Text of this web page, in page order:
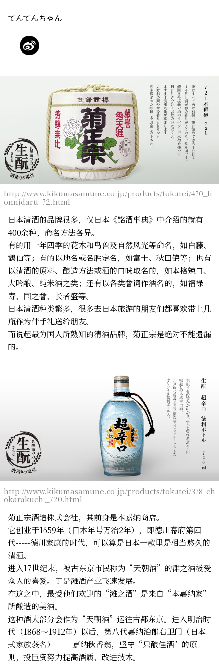
てんてんちゃん
http://www.kikumasamune.co.jp/products/tokutei/470_h
onnidaru_72.html
日本清酒的品牌很多，仅日本《铭酒事典》中介绍的就有
400余种，命名方法各异。
有的用一年四季的花木和鸟兽及自然风光等命名，如白藤、
鹤仙等；有的以地名或名胜定名，如富士、秋田锦等；也有
以清酒的原料、酿造方法或酒的口味取名的，如本格辣口、
大吟酿、纯米酒之类；还有以各类誉词作酒名的，如福禄
寿、国之誉、长者盛等。
日本清酒种类繁多，很多去日本旅游的朋友们都喜欢带上几
瓶作为伴手礼送给朋友。
而说起最为国人所熟知的清酒品牌，菊正宗是绝对不能遗漏
的。
http://www.kikumasamune.co.jp/products/tokutei/378_ch
okarakuchi_720.html
菊正宗酒造株式会社，其前身是本嘉纳商店。
它创业于1659年（日本年号万治2年），即德川幕府第四
代-----德川家康的时代，可以算是日本一款里是相当悠久的
清酒。
进入17世纪末，被古东京市民称为“天朝酒”的滩之酒极受
众人的喜爱。于是滩酒产业飞速发展。
在这之中，最受他们欢迎的“滩之酒”是来自“本嘉纳家”
所酿造的美酒。
这种酒大部分会作为“天朝酒”运往古都东京。进入明治时
代（1868～1912年）以后，第八代嘉纳治郎右卫门（日本
式家族袭名）------嘉纳秋香翁，坚守“只酿佳酒”的原
则，投巨资努力提高酒质、改进技术。